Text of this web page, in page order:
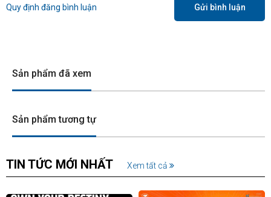
Quy định đăng bình luận Gửi bình luận
Sản phẩm đã xem
Sản phẩm tương tự
TIN TỨC MỚI NHẤT Xem tất cả